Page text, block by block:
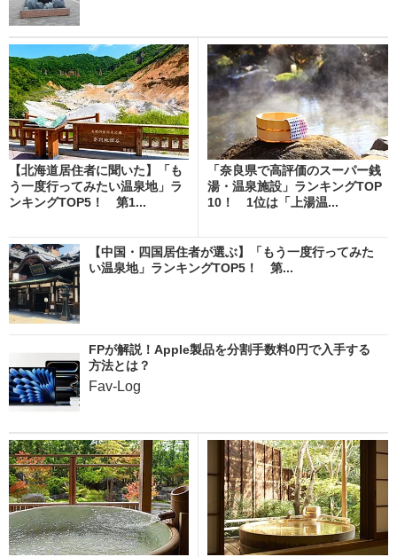
【北海道居住者に聞いた】「も
う一度行ってみたい温泉地」ラ
ンキングTOP5！ 第1...
「奈良県で高評価のスーパー銭
湯・温泉施設」ランキングTOP
10！ 1位は「上湯温...
【中国・四国居住者が選ぶ】「もう一度行ってみた
い温泉地」ランキングTOP5！ 第...
FPが解説！Apple製品を分割手数料0円で入手する
方法とは？
Fav-Log